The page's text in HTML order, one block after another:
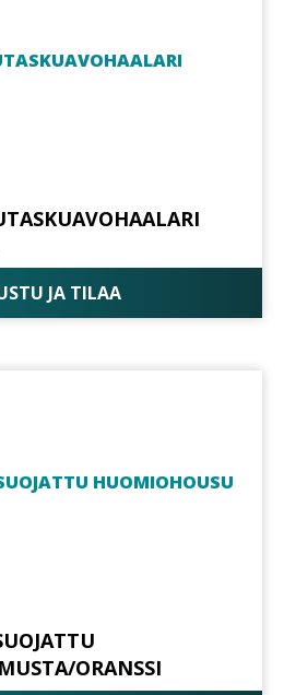
JA TILAA
ORANSSI